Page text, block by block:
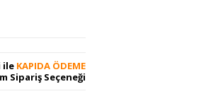
ile KAPIDA ÖDEME
Sipariş Seçeneği